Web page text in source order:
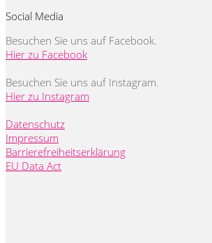
Social Media
Besuchen Sie uns auf Facebook.
Hier zu Facebook
Besuchen Sie uns auf Instagram.
Hier zu Instagram
Datenschutz
Impressum
Barrierefreiheitserklärung
EU Data Act